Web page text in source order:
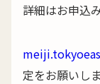
詳細はお申込
定をお願いしま